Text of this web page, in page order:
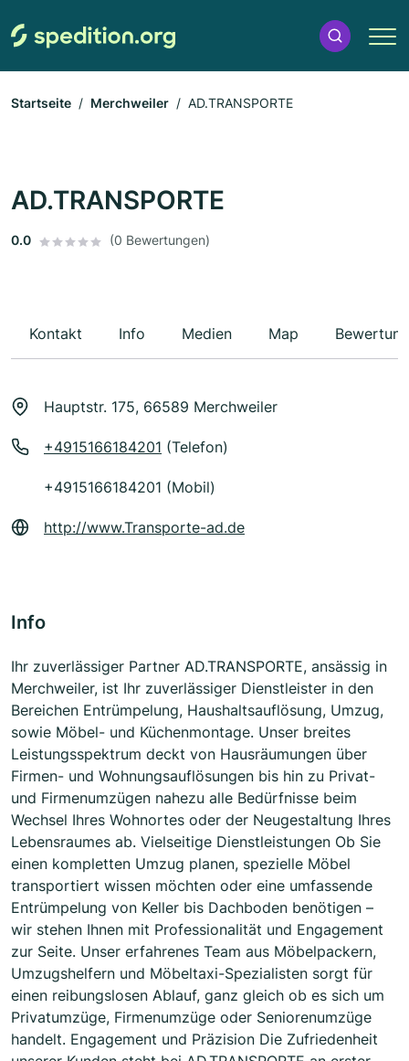
Startseite Merchweiler AD.TRANSPORTE
AD.TRANSPORTE
0.0 (0 Bewertungen)
Kontakt Info Medien Map
Hauptstr. 175, 66589 Merchweiler
+4915166184201 (Telefon)
+4915166184201 (Mobil)
http://www.Transporte-ad.de
Info
Ihr zuverlässiger Partner AD.TRANSPORTE, ansässig in
Merchweiler, ist Ihr zuverlässiger Dienstleister in den
Bereichen Entrümpelung, Haushaltsauflösung, Umzug,
sowie Möbel- und Küchenmontage. Unser breites
Leistungsspektrum deckt von Hausräumungen über
Firmen- und Wohnungsauflösungen bis hin zu Privat-
und Firmenumzügen nahezu alle Bedürfnisse beim
Wechsel Ihres Wohnortes oder der Neugestaltung Ihres
Lebensraumes ab. Vielseitige Dienstleistungen Ob Sie
einen kompletten Umzug planen, spezielle Möbel
transportiert wissen möchten oder eine umfassende
Entrümpelung von Keller bis Dachboden benötigen –
wir stehen Ihnen mit Professionalität und Engagement
zur Seite. Unser erfahrenes Team aus Möbelpackern,
Umzugshelfern und Möbeltaxi-Spezialisten sorgt für
einen reibungslosen Ablauf, ganz gleich ob es sich um
Privatumzüge, Firmenumzüge oder Seniorenumzüge
handelt. Engagement und Präzision Die Zufriedenheit